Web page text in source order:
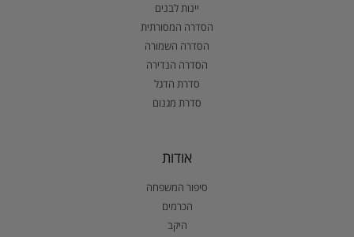
יינות לבנים
הסדרה המסורתית
הסדרה השמורה
הסדרה הנדירה
סדרת הדגל
סדרת מגנום
אודות
סיפור המשפחה
הכרמים
היקב